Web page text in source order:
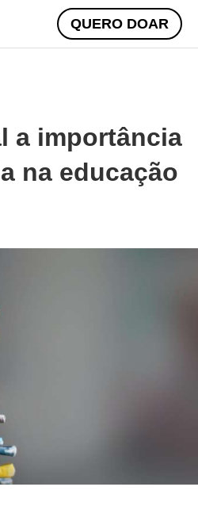
QUERO DOAR
a importância
na educação